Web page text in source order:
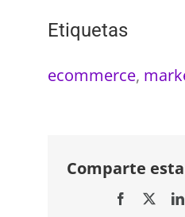
Etiquetas
ecommerce,
Comparte
Facebook